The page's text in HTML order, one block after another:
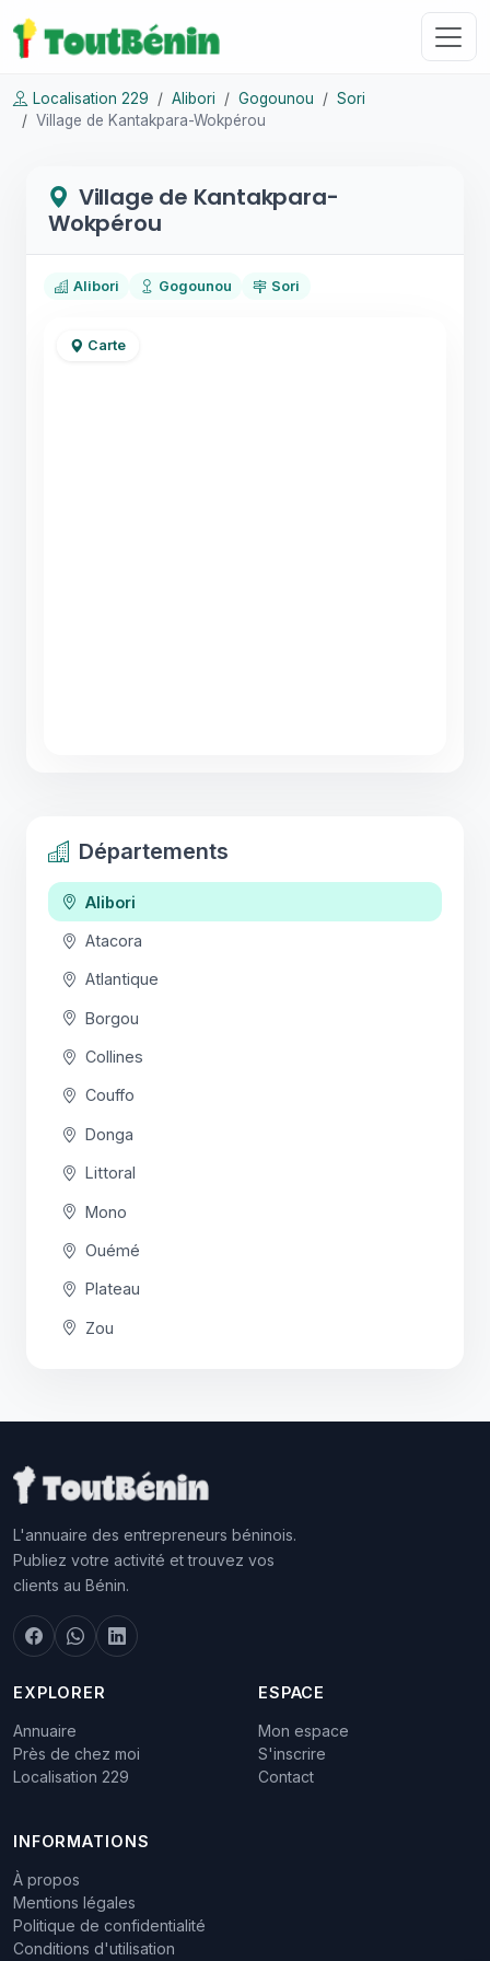
Localisation 229 Alibori Gogounou
Sori
Village de Kantakpara-Wokpérou
Village de Kantakpara-
Wokpérou
Alibori Gogounou Sori
Carte
Départements
Alibori
Atacora
Atlantique
Borgou
Collines
Couffo
Donga
Littoral
Mono
Ouémé
Plateau
Zou
L'annuaire des entrepreneurs béninois.
Publiez votre activité et trouvez vos
clients au Bénin.
EXPLORER
Annuaire
Près de chez moi
Localisation 229
ESPACE
Mon espace
S'inscrire
Contact
INFORMATIONS
À propos
Mentions légales
Politique de confidentialité
Conditions d'utilisation